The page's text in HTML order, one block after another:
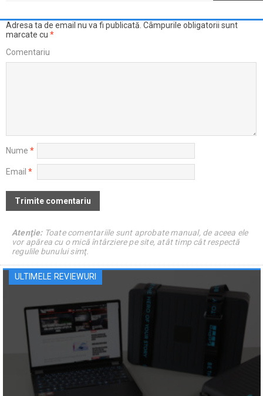
Adresa ta de email nu va fi publicată. Câmpurile obligatorii sunt
marcate cu *
Comentariu
Nume *
Email *
Atenţie:Toate comentariile sunt aprobate manual, de aceea ele
vor apărea cu o mică întârziere pe site, atât timp cât respectă
regulile bunului simţ.
ULTIMELE REVIEWURI